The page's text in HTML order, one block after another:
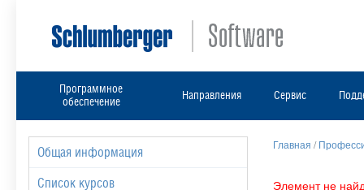
Программное
обеспечение
Направления Сервис
Общая информация
Список курсов
Главная /
Элемент не